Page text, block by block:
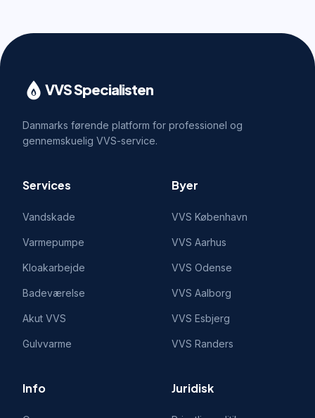
VVS Specialisten
Danmarks førende platform for professionel og
gennemskuelig VVS-service.
Services
Vandskade
Varmepumpe
Kloakarbejde
Badeværelse
Akut VVS
Gulvvarme
Byer
VVS København
VVS Aarhus
VVS Odense
VVS Aalborg
VVS Esbjerg
VVS Randers
Info Juridisk